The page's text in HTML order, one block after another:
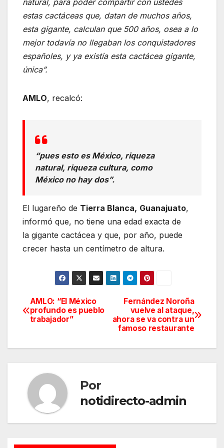
estas cactáceas que, datan de muchos años,
esta gigante, calculan que 500 años, osea a lo
mejor todavía no llegaban los conquistadores
españoles, y ya existía esta cactácea gigante,
única”.
AMLO, recalcó:
“pues esto es México, riqueza
natural, riqueza cultura, como
México no hay dos”.
El lugareño de Tierra Blanca, Guanajuato,
informó que, no tiene una edad exacta de
la gigante cactácea y que, por año, puede
crecer hasta un centímetro de altura.
Navegación
de
entradas
Fernández Noroña
vuelve al ataque,
ahora se va contra un
famoso restaurante
AMLO: “El México
profundo es pueblo
trabajador”
Por
notidirecto-admin